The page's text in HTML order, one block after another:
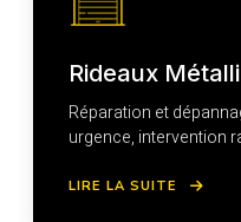
Rideaux
Réparation et
urgence, intervention
LIRE LA SUITE